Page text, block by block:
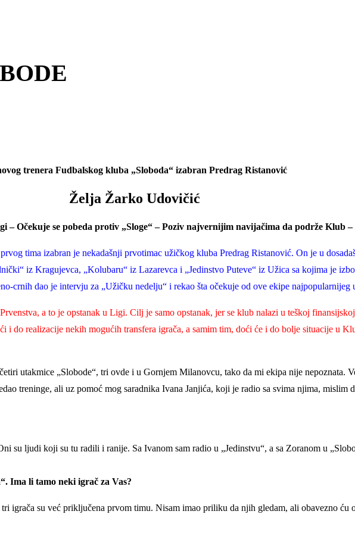
trenera Fudbalskog kluba „Sloboda“ izabran Predrag Ristanović
Želja Žarko Udovičić
–Očekuje se pobeda protiv „Sloge“ –Poziv najvernijim navijačima da podrže Klub –
tima izabran je nekadašnji prvotimac užičkog kluba Predrag Ristanović. On je u
iz Kragujevca, „Kolubaru“ iz Lazarevca i „Jedinstvo Puteve“ iz Užica sa kojima je
crnih dao je intervju za „Užičku nedelju“ i rekao šta očekuje od ove ekipe najpopularnijeg
a to je opstanak u Ligi. Cilj je samo opstanak, jer se klub nalazi u teškoj
i do realizacije nekih mogućih transfera igrača, a samim tim, doći će i do bolje situacije u
utakmice „Slobode“, tri ovde i u Gornjem Milanovcu, tako da mi ekipa nije nepoznata.
treninge, ali uz pomoć mog saradnika Ivana Janjića, koji je radio sa svima njima, mislim
su ljudi koji su tu radili i ranije. Sa Ivanom sam radio u „Jedinstvu“, a sa Zoranom u
Ima li tamo neki igrač za Vas?
igrača su već priključena prvom timu. Nisam imao priliku da njih gledam, ali obavezno